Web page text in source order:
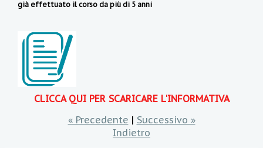
già effettuato il corso da più di 5 anni
CLICCA QUI PER SCARICARE L'INFORMATIVA
« Precedente | Successivo »
Indietro